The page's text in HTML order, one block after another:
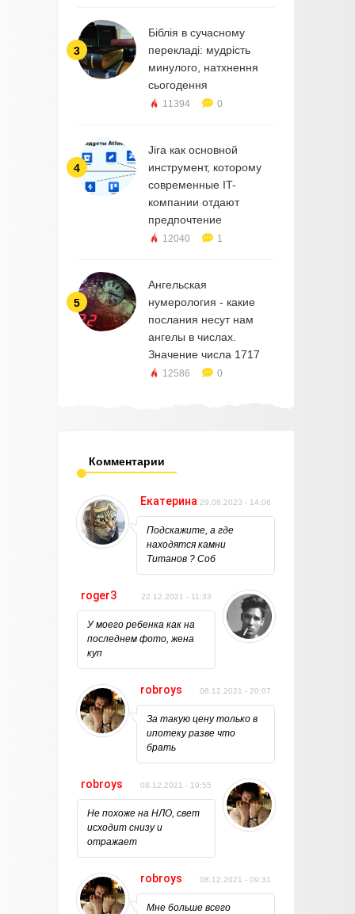
3
Біблія в сучасному
перекладі: мудрість
минулого, натхнення
сьогодення
11394 0
4
Jira как основной
инструмент, которому
современные IT-
компании отдают
предпочтение
12040 1
5
Ангельская
нумерология - какие
послания несут нам
ангелы в числах.
Значение числа 1717
12586 0
Комментарии
Екатерина 29.08.2023 - 14:06
Подскажите, а где
находятся камни
Титанов ? Соб
roger3 22.12.2021 - 11:33
У моего ребенка как на
последнем фото, жена
куп
robroys 08.12.2021 - 20:07
За такую цену только в
ипотеку разве что
брать
robroys 08.12.2021 - 19:55
Не похоже на НЛО, свет
исходит снизу и
отражает
robroys 08.12.2021 - 09:31
Мне больше всего